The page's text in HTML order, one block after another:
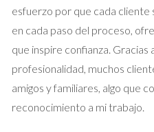
objeciones durante las
decidieron contratar a Iraido
negociar y su conocimiento
superar las objeciones que
conversaciones con los
sentirse frustrados y
esfuerzo por que cada cliente
en cada paso del proceso,
que inspire confianza. Gracias
profesionalidad, muchos
amigos y familiares, algo que
reconocimiento a mi trabajo.